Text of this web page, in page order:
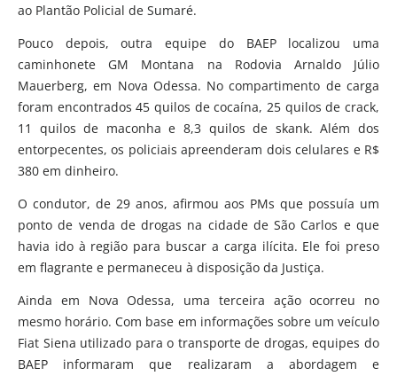
ao Plantão Policial de Sumaré.
Pouco depois, outra equipe do BAEP localizou uma
caminhonete GM Montana na Rodovia Arnaldo Júlio
Mauerberg, em Nova Odessa. No compartimento de carga
foram encontrados 45 quilos de cocaína, 25 quilos de crack,
11 quilos de maconha e 8,3 quilos de skank. Além dos
entorpecentes, os policiais apreenderam dois celulares e R$
380 em dinheiro.
O condutor, de 29 anos, afirmou aos PMs que possuía um
ponto de venda de drogas na cidade de São Carlos e que
havia ido à região para buscar a carga ilícita. Ele foi preso
em flagrante e permaneceu à disposição da Justiça.
Ainda em Nova Odessa, uma terceira ação ocorreu no
mesmo horário. Com base em informações sobre um veículo
Fiat Siena utilizado para o transporte de drogas, equipes do
BAEP informaram que realizaram a abordagem e